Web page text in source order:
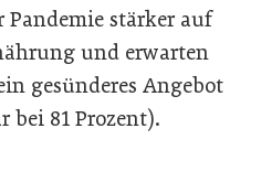
Pandemie stärker auf
und erwarten
gesünderes Angebot
bei 81 Prozent).